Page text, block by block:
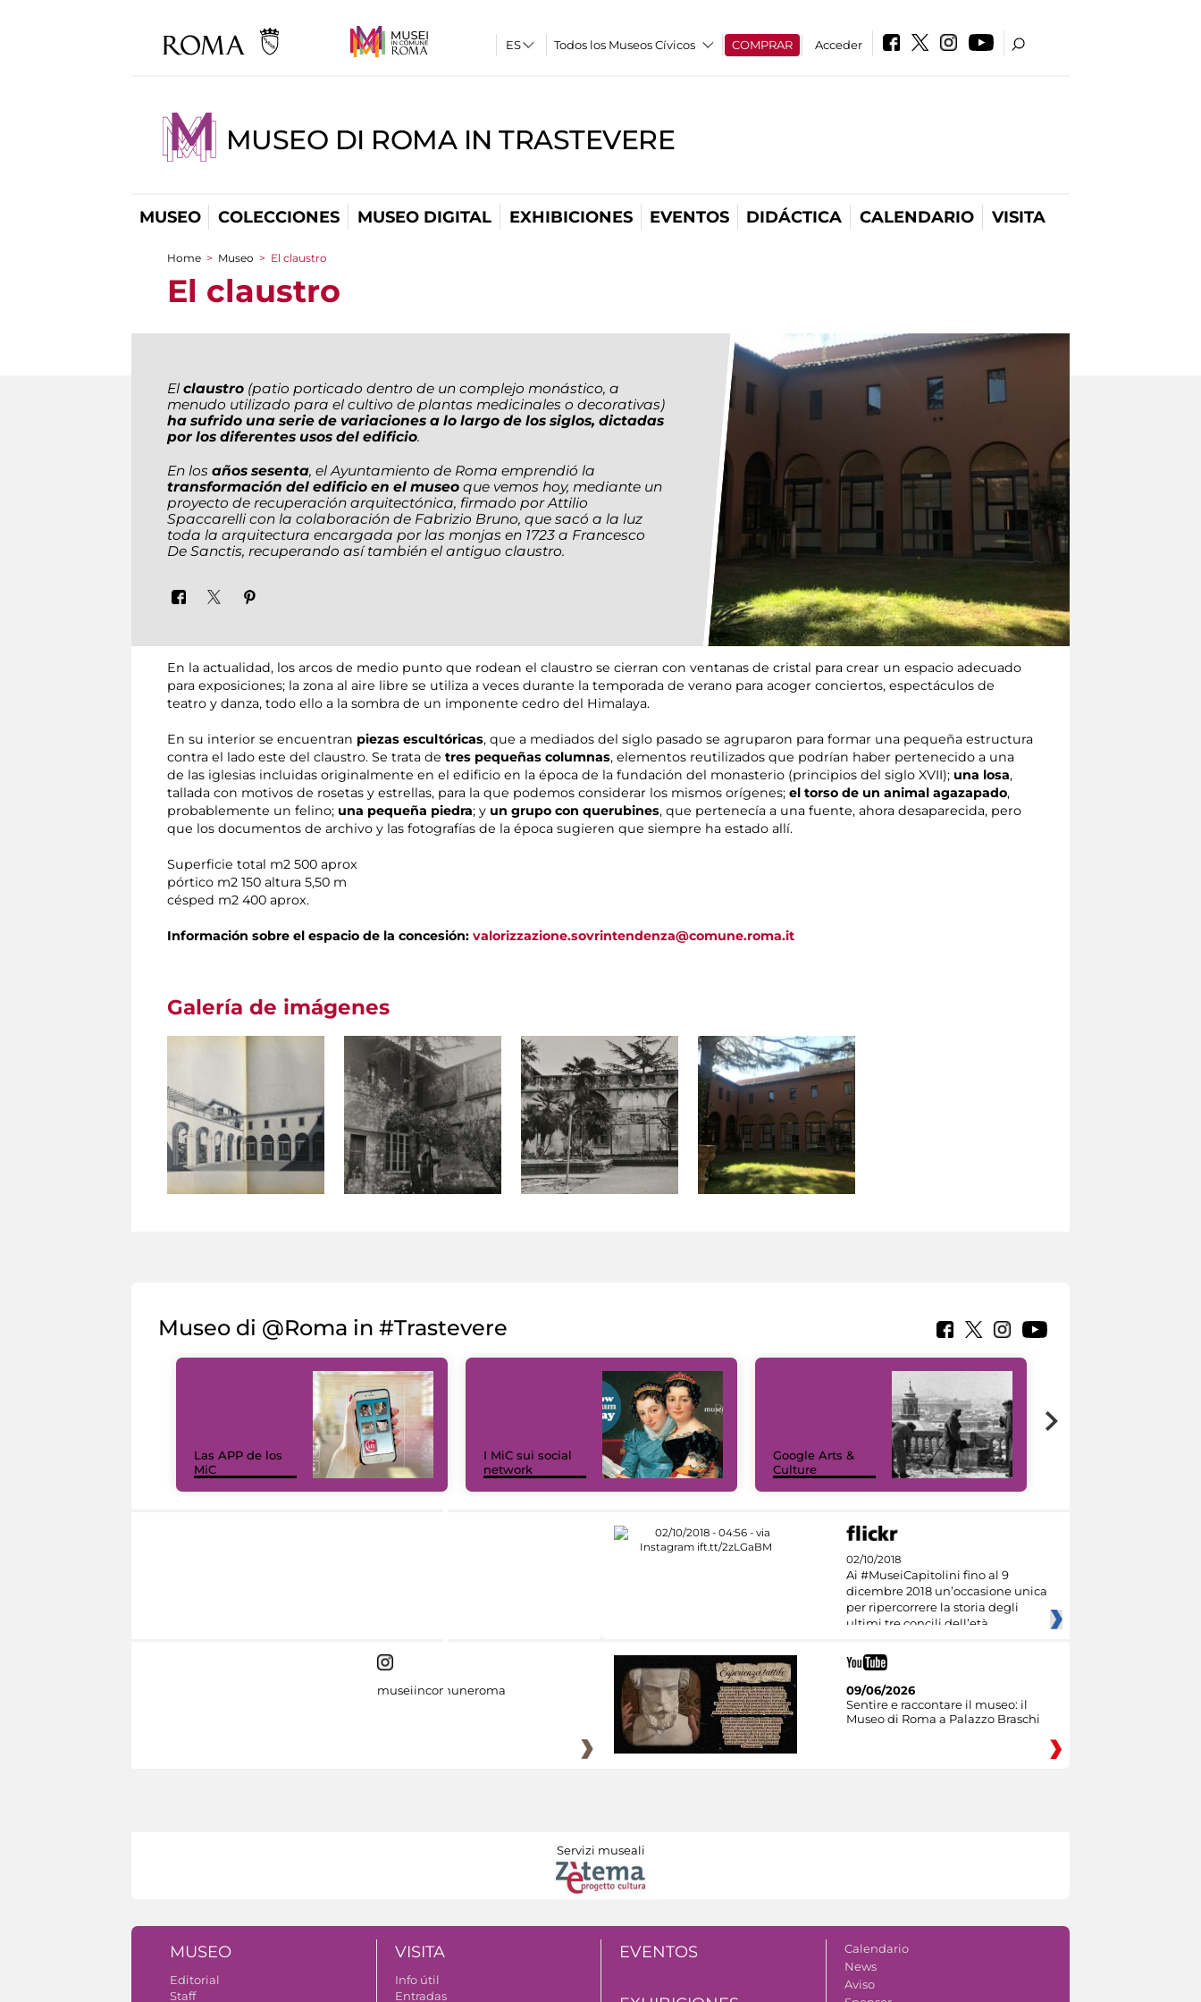
Todos los Museos Cívicos COMPRAR Acceder
MUSEO DI ROMA IN TRASTEVERE
MUSEO COLECCIONES MUSEO DIGITAL EXHIBICIONES EVENTOS DIDÁCTICA CALENDARIO VISITA
You are here
Home > Museo > El claustro
El claustro
El claustro (patio porticado dentro de un complejo monástico, a
menudo utilizado para el cultivo de plantas medicinales o decorativas)
ha sufrido una serie de variaciones a lo largo de los siglos, dictadas
por los diferentes usos del edificio.
En los años sesenta, el Ayuntamiento de Roma emprendió la
transformación del edificio en el museo que vemos hoy, mediante un
proyecto de recuperación arquitectónica, firmado por Attilio
Spaccarelli con la colaboración de Fabrizio Bruno, que sacó a la luz
toda la arquitectura encargada por las monjas en 1723 a Francesco
De Sanctis, recuperando así también el antiguo claustro.
En la actualidad, los arcos de medio punto que rodean el claustro se cierran con ventanas de cristal para crear un espacio adecuado
para exposiciones; la zona al aire libre se utiliza a veces durante la temporada de verano para acoger conciertos, espectáculos de
teatro y danza, todo ello a la sombra de un imponente cedro del Himalaya.
En su interior se encuentran piezas escultóricas, que a mediados del siglo pasado se agruparon para formar una pequeña estructura
contra el lado este del claustro. Se trata de tres pequeñas columnas, elementos reutilizados que podrían haber pertenecido a una
de las iglesias incluidas originalmente en el edificio en la época de la fundación del monasterio (principios del siglo XVII); una losa,
tallada con motivos de rosetas y estrellas, para la que podemos considerar los mismos orígenes; el torso de un animal agazapado,
probablemente un felino; una pequeña piedra; y un grupo con querubines, que pertenecía a una fuente, ahora desaparecida, pero
que los documentos de archivo y las fotografías de la época sugieren que siempre ha estado allí.
Superficie total m2 500 aprox
pórtico m2 150 altura 5,50 m
césped m2 400 aprox.
Información sobre el espacio de la concesión: valorizzazione.sovrintendenza@comune.roma.it
Galería de imágenes
Museo di @Roma in #Trastevere
Las APP de los
MiC
I MiC sui social
network
Google Arts &
Culture
02/10/2018
Ai #MuseiCapitolini fino al 9
dicembre 2018 un’occasione unica
per ripercorrere la storia degli
ultimi tre concili dell’età
museiincomuneroma
09/06/2026
Sentire e raccontare il museo: il
Museo di Roma a Palazzo Braschi
Servizi museali
MUSEO
Editorial
Staff
VISITA
Info útil
Entradas
EVENTOS
Calendario
News
Aviso